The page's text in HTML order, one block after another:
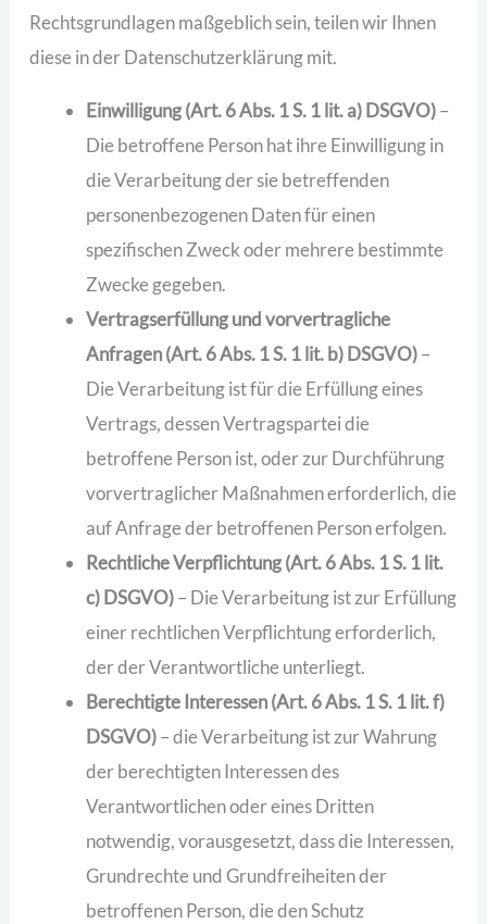
Rechtsgrundlagen maßgeblich sein, teilen wir Ihnen
diese in der Datenschutzerklärung mit.
Einwilligung (Art. 6 Abs. 1 S. 1 lit. a) DSGVO)–
Die betroffene Person hat ihre Einwilligung in
die Verarbeitung der sie betreffenden
personenbezogenen Daten für einen
spezifischen Zweck oder mehrere bestimmte
Zwecke gegeben.
Vertragserfüllung und vorvertragliche
Anfragen (Art. 6 Abs. 1 S. 1 lit. b) DSGVO)–
Die Verarbeitung ist für die Erfüllung eines
Vertrags, dessen Vertragspartei die
betroffene Person ist, oder zur Durchführung
vorvertraglicher Maßnahmen erforderlich, die
auf Anfrage der betroffenen Person erfolgen.
Rechtliche Verpflichtung (Art. 6 Abs. 1 S. 1 lit.
c) DSGVO)– Die Verarbeitung ist zur Erfüllung
einer rechtlichen Verpflichtung erforderlich,
der der Verantwortliche unterliegt.
Berechtigte Interessen (Art. 6 Abs. 1 S. 1 lit. f)
DSGVO)– die Verarbeitung ist zur Wahrung
der berechtigten Interessen des
Verantwortlichen oder eines Dritten
notwendig, vorausgesetzt, dass die Interessen,
Grundrechte und Grundfreiheiten der
betroffenen Person, die den Schutz